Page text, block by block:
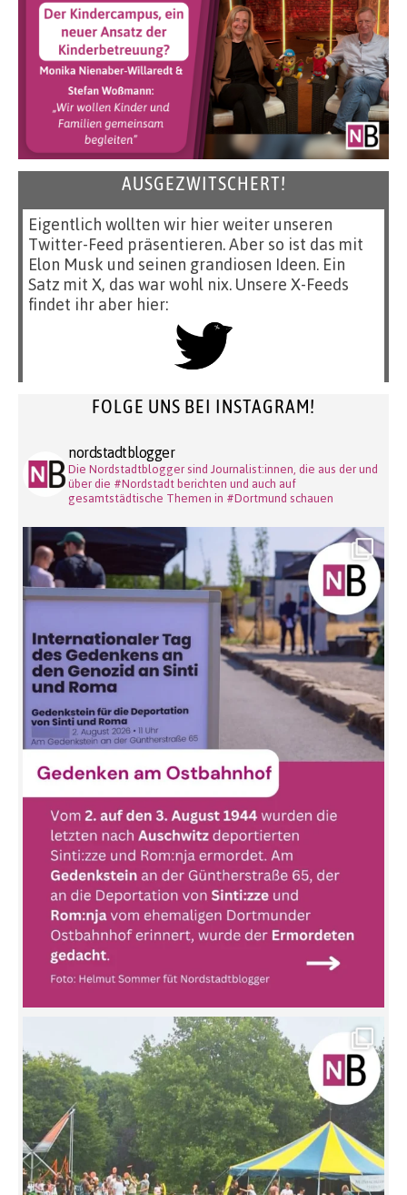
AUSGEZWITSCHERT!
Eigentlich wollten wir hier weiter unseren
Twitter-Feed präsentieren. Aber so ist das mit
Elon Musk und seinen grandiosen Ideen. Ein
Satz mit X, das war wohl nix. Unsere X-Feeds
findet ihr aber hier:
FOLGE UNS BEI INSTAGRAM!
nordstadtblogger
Die Nordstadtblogger sind Journalist:innen, die aus der und
über die #Nordstadt berichten und auch auf
gesamtstädtische Themen in #Dortmund schauen